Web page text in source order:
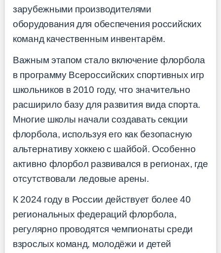
зарубежными производителями
оборудования для обеспечения российских
команд качественным инвентарём.
Важным этапом стало включение флорбола
в программу Всероссийских спортивных игр
школьников в 2010 году, что значительно
расширило базу для развития вида спорта.
Многие школы начали создавать секции
флорбола, используя его как безопасную
альтернативу хоккею с шайбой. Особенно
активно флорбол развивался в регионах, где
отсутствовали ледовые арены.
К 2024 году в России действует более 40
региональных федераций флорбола,
регулярно проводятся чемпионаты среди
взрослых команд, молодёжи и детей